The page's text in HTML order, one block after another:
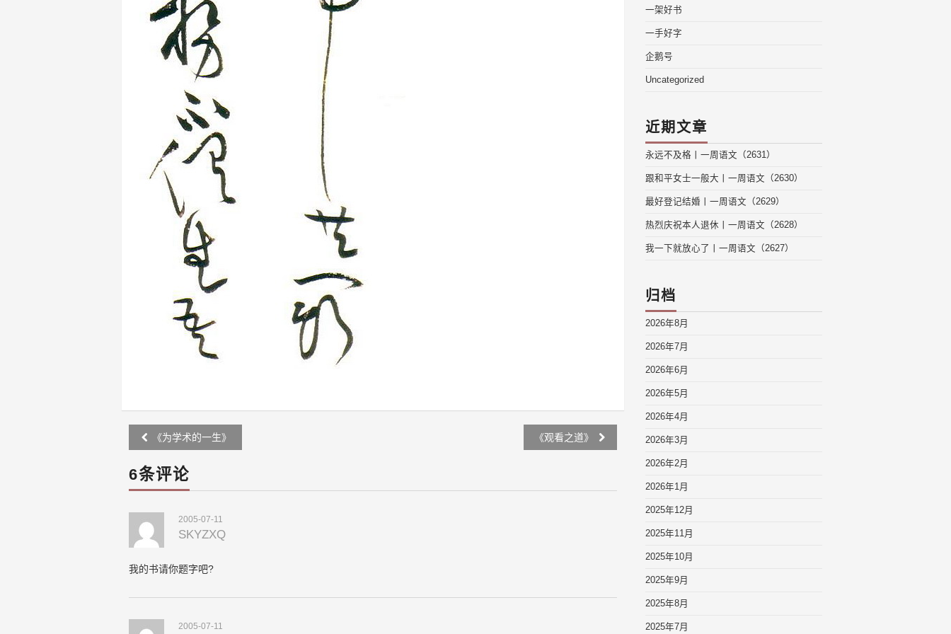
Post
navigation
《为学术的一生》 《观看之道》
6条评论
2005-07-11
SKYZXQ
我的书请你题字吧?
2005-07-11
一架好书
一手好字
企鹅号
Uncategorized
近期文章
永远不及格丨一周语文（2631）
跟和平女士一般大丨一周语文（2630）
最好登记结婚丨一周语文（2629）
热烈庆祝本人退休丨一周语文（2628）
我一下就放心了丨一周语文（2627）
归档
2026年8月
2026年7月
2026年6月
2026年5月
2026年4月
2026年3月
2026年2月
2026年1月
2025年12月
2025年11月
2025年10月
2025年9月
2025年8月
2025年7月